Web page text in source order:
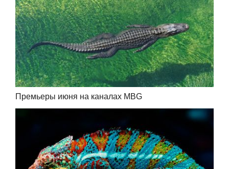
Премьеры июня на каналах MBG